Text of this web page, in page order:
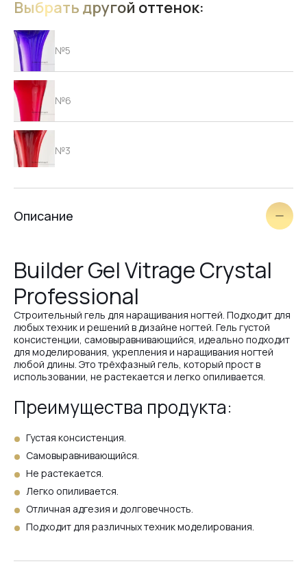
Выбрать другой оттенок:
№5
№6
№3
№1
№9
№8
Описание
Builder Gel Vitrage Crystal
Professional
Строительный гель для наращивания ногтей. Подходит для
любых техник и решений в дизайне ногтей. Гель густой
консистенции, самовыравнивающийся, идеально подходит
для моделирования, укрепления и наращивания ногтей
любой длины. Это трёхфазный гель, который прост в
использовании, не растекается и легко опиливается.
Преимущества продукта:
Густая консистенция.
Самовыравнивающийся.
Не растекается.
Легко опиливается.
Отличная адгезия и долговечность.
Подходит для различных техник моделирования.